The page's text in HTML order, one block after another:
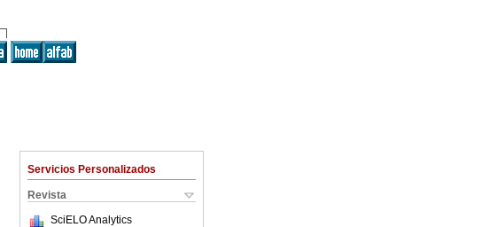
Servicios Personalizados
Revista
SciELO Analytics